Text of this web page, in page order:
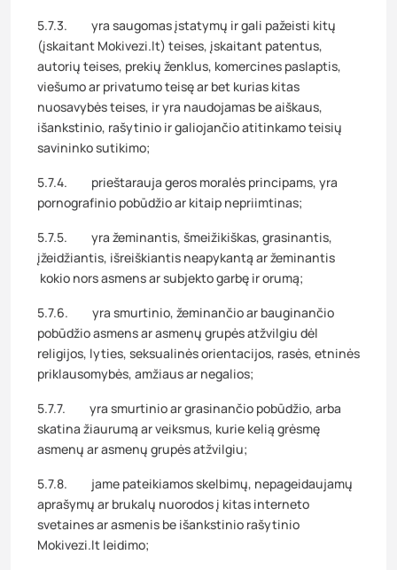
5.7.3. yra saugomas įstatymų ir gali pažeisti kitų
(įskaitant Mokivezi.lt) teises, įskaitant patentus,
autorių teises, prekių ženklus, komercines paslaptis,
viešumo ar privatumo teisę ar bet kurias kitas
nuosavybės teises, ir yra naudojamas be aiškaus,
išankstinio, rašytinio ir galiojančio atitinkamo teisių
savininko sutikimo;
5.7.4. prieštarauja geros moralės principams, yra
pornografinio pobūdžio ar kitaip nepriimtinas;
5.7.5. yra žeminantis, šmeižikiškas, grasinantis,
įžeidžiantis, išreiškiantis neapykantą ar žeminantis
kokio nors asmens ar subjekto garbę ir orumą;
5.7.6. yra smurtinio, žeminančio ar bauginančio
pobūdžio asmens ar asmenų grupės atžvilgiu dėl
religijos, lyties, seksualinės orientacijos, rasės, etninės
priklausomybės, amžiaus ar negalios;
5.7.7. yra smurtinio ar grasinančio pobūdžio, arba
skatina žiaurumą ar veiksmus, kurie kelią grėsmę
asmenų ar asmenų grupės atžvilgiu;
5.7.8. jame pateikiamos skelbimų, nepageidaujamų
aprašymų ar brukalų nuorodos į kitas interneto
svetaines ar asmenis be išankstinio rašytinio
Mokivezi.lt leidimo;